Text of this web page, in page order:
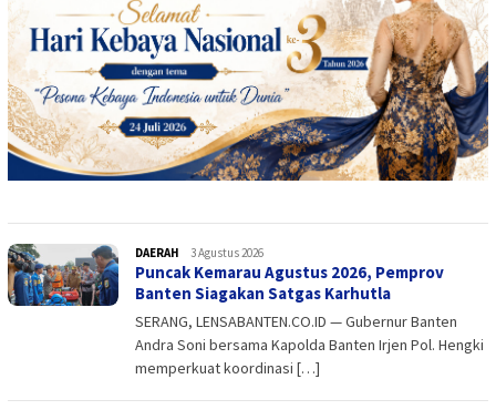
DAERAH admin
3 Agustus 2026
Puncak Kemarau Agustus 2026, Pemprov
Banten Siagakan Satgas Karhutla
SERANG, LENSABANTEN.CO.ID — Gubernur Banten
Andra Soni bersama Kapolda Banten Irjen Pol. Hengki
memperkuat koordinasi […]